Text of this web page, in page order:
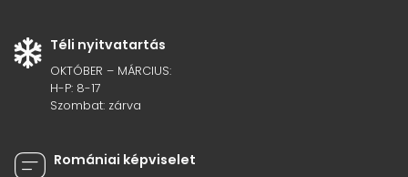
Téli nyitvatartás
OKTÓBER – MÁRCIUS:
H-P: 8-17
Szombat: zárva
Romániai képviselet